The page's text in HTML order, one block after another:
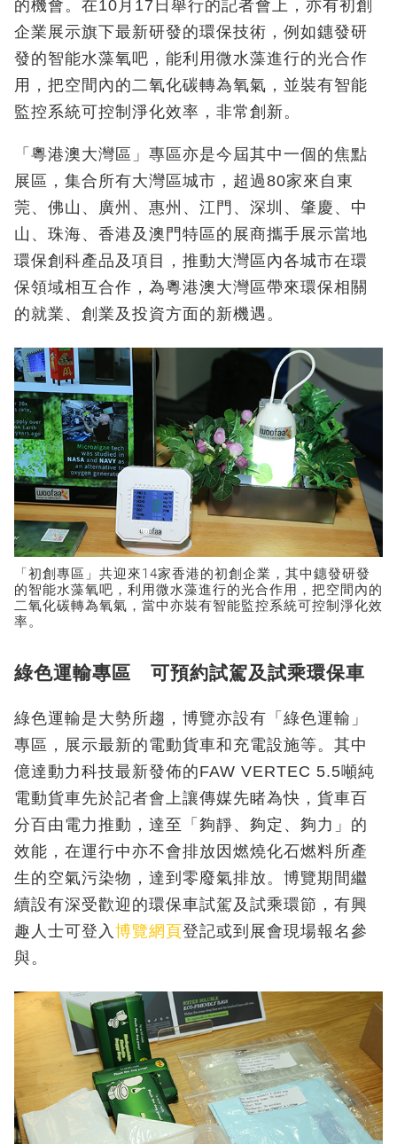
的機會。在10月17日舉行的記者會上，亦有初創
企業展示旗下最新研發的環保技術，例如鏸發研
發的智能水藻氧吧，能利用微水藻進行的光合作
用，把空間內的二氧化碳轉為氧氣，並裝有智能
監控系統可控制淨化效率，非常創新。
「粵港澳大灣區」專區亦是今屆其中一個的焦點
展區，集合所有大灣區城市，超過80家來自東
莞、佛山、廣州、惠州、江門、深圳、肇慶、中
山、珠海、香港及澳門特區的展商攜手展示當地
環保創科產品及項目，推動大灣區內各城市在環
保領域相互合作，為粵港澳大灣區帶來環保相關
的就業、創業及投資方面的新機遇。
「初創專區」共迎來14家香港的初創企業，其中鏸發研發
的智能水藻氧吧，利用微水藻進行的光合作用，把空間內的
二氧化碳轉為氧氣，當中亦裝有智能監控系統可控制淨化效
率。
綠色運輸專區 可預約試駕及試乘環保車
綠色運輸是大勢所趨，博覽亦設有「綠色運輸」
專區，展示最新的電動貨車和充電設施等。其中
億達動力科技最新發佈的FAW VERTEC 5.5噸純
電動貨車先於記者會上讓傳媒先睹為快，貨車百
分百由電力推動，達至「夠靜、夠定、夠力」的
效能，在運行中亦不會排放因燃燒化石燃料所產
生的空氣污染物，達到零廢氣排放。博覽期間繼
續設有深受歡迎的環保車試駕及試乘環節，有興
趣人士可登入 博覽網頁登記或到展會現場報名參
與。